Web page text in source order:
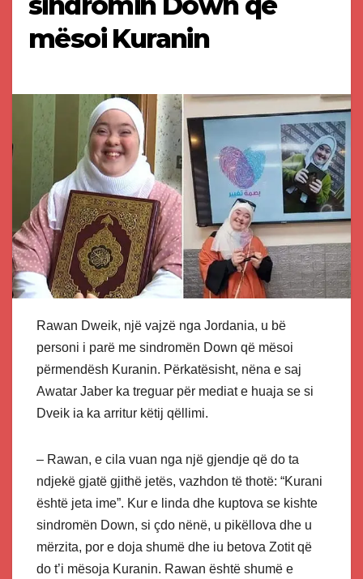
mësoi Kuranin
Rawan Dweik, një vajzë nga Jordania, u bë
personi i parë me sindromën Down që mësoi
përmendësh Kuranin. Përkatësisht, nëna e saj
Awatar Jaber ka treguar për mediat e huaja se si
Dveik ia ka arritur këtij qëllimi.
– Rawan, e cila vuan nga një gjendje që do ta
ndjekë gjatë gjithë jetës, vazhdon të thotë: “Kurani
është jeta ime”. Kur e linda dhe kuptova se kishte
sindromën Down, si çdo nënë, u pikëllova dhe u
mërzita, por e doja shumë dhe iu betova Zotit që
do t’i mësoja Kuranin. Rawan është shumë e